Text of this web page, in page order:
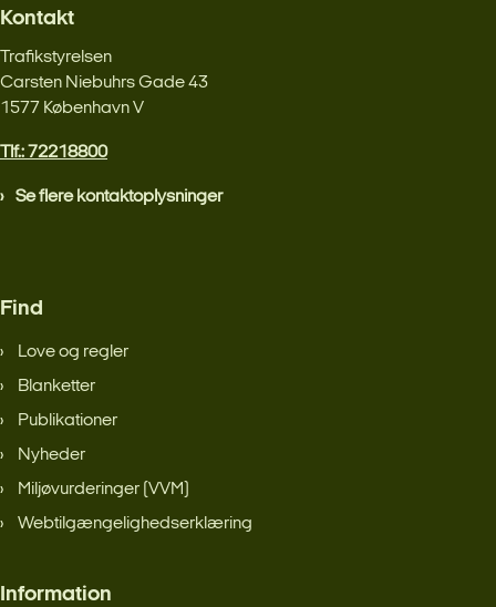
Kontakt
Trafikstyrelsen
Carsten Niebuhrs Gade 43
1577 København V
Tlf.: 72218800
Se flere kontaktoplysninger
Find
Love og regler
Blanketter
Publikationer
Nyheder
Miljøvurderinger (VVM)
Webtilgængelighedserklæring
Information